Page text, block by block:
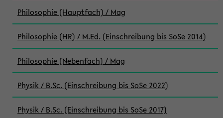
Philosophie (Hauptfach) / Mag
Philosophie (HR) / M.Ed. (Einschreibung bis SoSe 2014)
Philosophie (Nebenfach) / Mag
Physik / B.Sc. (Einschreibung bis SoSe 2022)
Physik / B.Sc. (Einschreibung bis SoSe 2017)